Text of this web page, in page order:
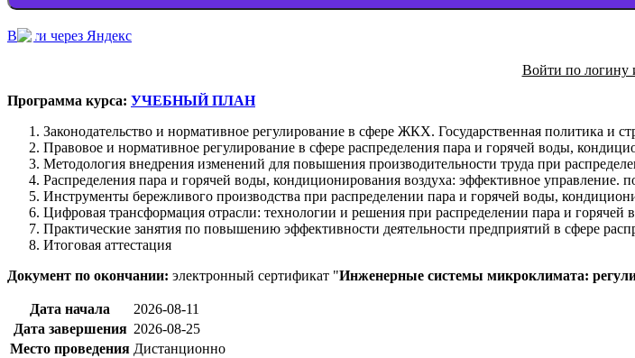
Войти через Яндекс
Войти по логину
Программа курса: УЧЕБНЫЙ ПЛАН
Законодательство и нормативное регулирование в сфере ЖКХ. Государственная политика и
Правовое и нормативное регулирование в сфере распределения пара и горячей воды,
Методология внедрения изменений для повышения производительности труда при
Распределения пара и горячей воды, кондиционирования воздуха: эффективное управление.
Инструменты бережливого производства при распределении пара и горячей воды,
Цифровая трансформация отрасли: технологии и решения при распределении пара и горячей
Практические занятия по повышению эффективности деятельности предприятий в сфере
Итоговая аттестация
Документ по окончании: электронный сертификат "Инженерные системы микроклимата:
Дата начала
2026-08-11
Дата завершения 2026-08-25
Место проведения Дистанционно